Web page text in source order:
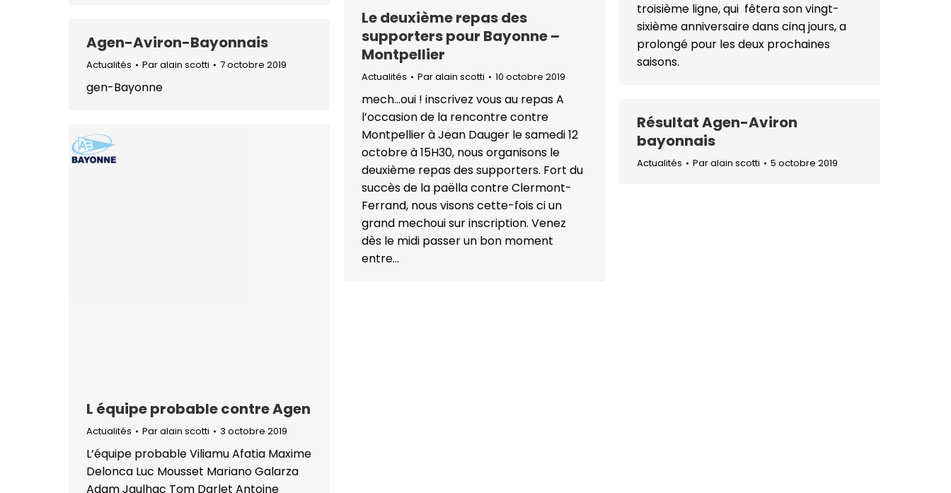
Le deuxième repas des
supporters pour Bayonne –
Montpellier
Actualités Paralain scotti 10 octobre 2019
mech…oui ! inscrivez vous au repas A
l’occasion de la rencontre contre
Montpellier à Jean Dauger le samedi 12
octobre à 15H30, nous organisons le
deuxième repas des supporters. Fort du
succès de la paëlla contre Clermont-
Ferrand, nous visons cette-fois ci un
grand mechoui sur inscription. Venez
dès le midi passer un bon moment
entre…
troisième ligne, qui fêtera son vingt-
sixième anniversaire dans cinq jours, a
prolongé pour les deux prochaines
saisons.
Agen-Aviron-Bayonnais
Actualités Paralain scotti 7 octobre 2019
gen-Bayonne
Résultat Agen-Aviron
bayonnais
Actualités Paralain scotti 5 octobre 2019
L équipe probable contre Agen
Actualités Paralain scotti 3 octobre 2019
L’équipe probable Viliamu Afatia Maxime
Delonca Luc Mousset Mariano Galarza
Adam Jaulhac Tom Darlet Antoine